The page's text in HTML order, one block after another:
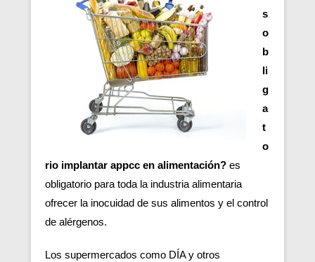
s
o
b
li
g
a
t
o
rio implantar appcc en alimentación? es
obligatorio para toda la industria alimentaria
ofrecer la inocuidad de sus alimentos y el control
de alérgenos.
Los supermercados como DÍA y otros